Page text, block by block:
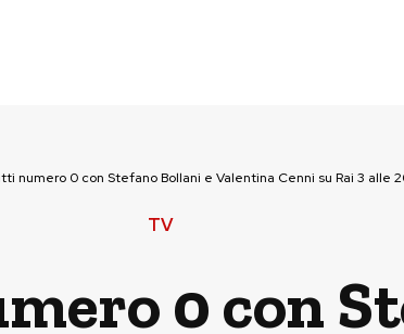
numero 0 con Stefano Bollani e Valentina Cenni su Rai 3 alle
TV
0 con